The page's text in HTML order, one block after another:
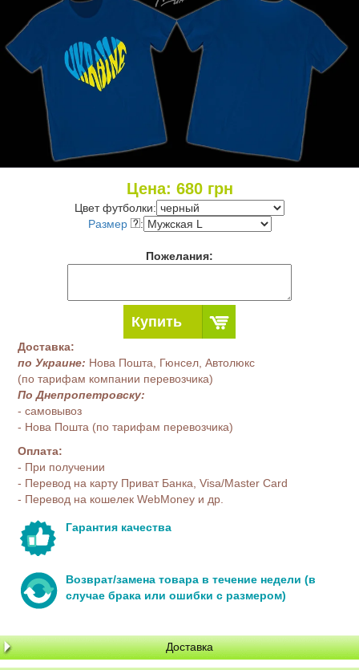
Цена: 680грн
Цвет футболки:
Размер
:
Пожелания:
Купить
Доставка:
по Украине: Нова Пошта, Гюнсел, Автолюкс
(по тарифам компании перевозчика)
По Днепропетровску:
- самовывоз
- Нова Пошта (по тарифам перевозчика)
Оплата:
- При получении
- Перевод на карту Приват Банка, Visa/Master Card
- Перевод на кошелек WebMoney и др.
Гарантия качества
Возврат/замена товара в течение недели (в
случае брака или ошибки с размером)
Доставка